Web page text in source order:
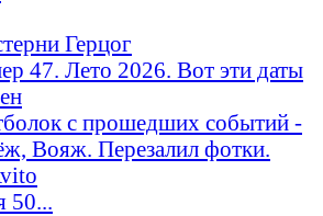
Герцог
47. Лето 2026. Вот эти даты
с прошедших событий -
Вояж. Перезалил фотки.
50...